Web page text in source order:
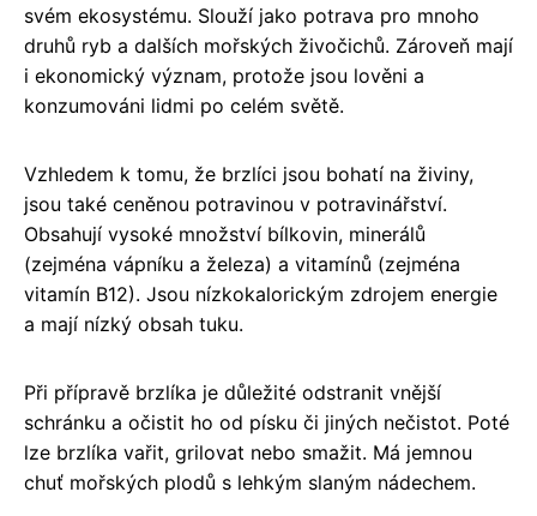
svém ekosystému. Slouží jako potrava pro mnoho
druhů ryb a dalších mořských živočichů. Zároveň mají
i ekonomický význam, protože jsou lověni a
konzumováni lidmi po celém světě.
Vzhledem k tomu, že brzlíci jsou bohatí na živiny,
jsou také ceněnou potravinou v potravinářství.
Obsahují vysoké množství bílkovin, minerálů
(zejména vápníku a železa) a vitamínů (zejména
vitamín B12). Jsou nízkokalorickým zdrojem energie
a mají nízký obsah tuku.
Při přípravě brzlíka je důležité odstranit vnější
schránku a očistit ho od písku či jiných nečistot. Poté
lze brzlíka vařit, grilovat nebo smažit. Má jemnou
chuť mořských plodů s lehkým slaným nádechem.